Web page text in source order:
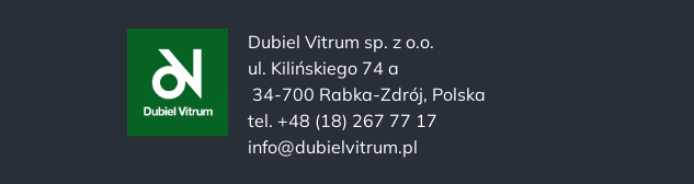
Dubiel Vitrum sp. z o.o.
ul. Kilińskiego 74 a
34-700 Rabka-Zdrój, Polska
tel. +48 (18) 267 77 17
info@dubielvitrum.pl